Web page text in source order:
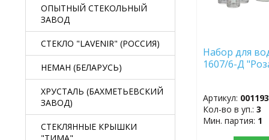
ОПЫТНЫЙ СТЕКОЛЬНЫЙ
ЗАВОД
СТЕКЛО "LAVENIR" (РОССИЯ)
НЕМАН (БЕЛАРУСЬ)
ХРУСТАЛЬ (БАХМЕТЬЕВСКИЙ
ЗАВОД)
СТЕКЛЯННЫЕ КРЫШКИ
Набор для
1607/6-Д
Артикул:
Кол-во в уп.:3
Мин. партия: 1